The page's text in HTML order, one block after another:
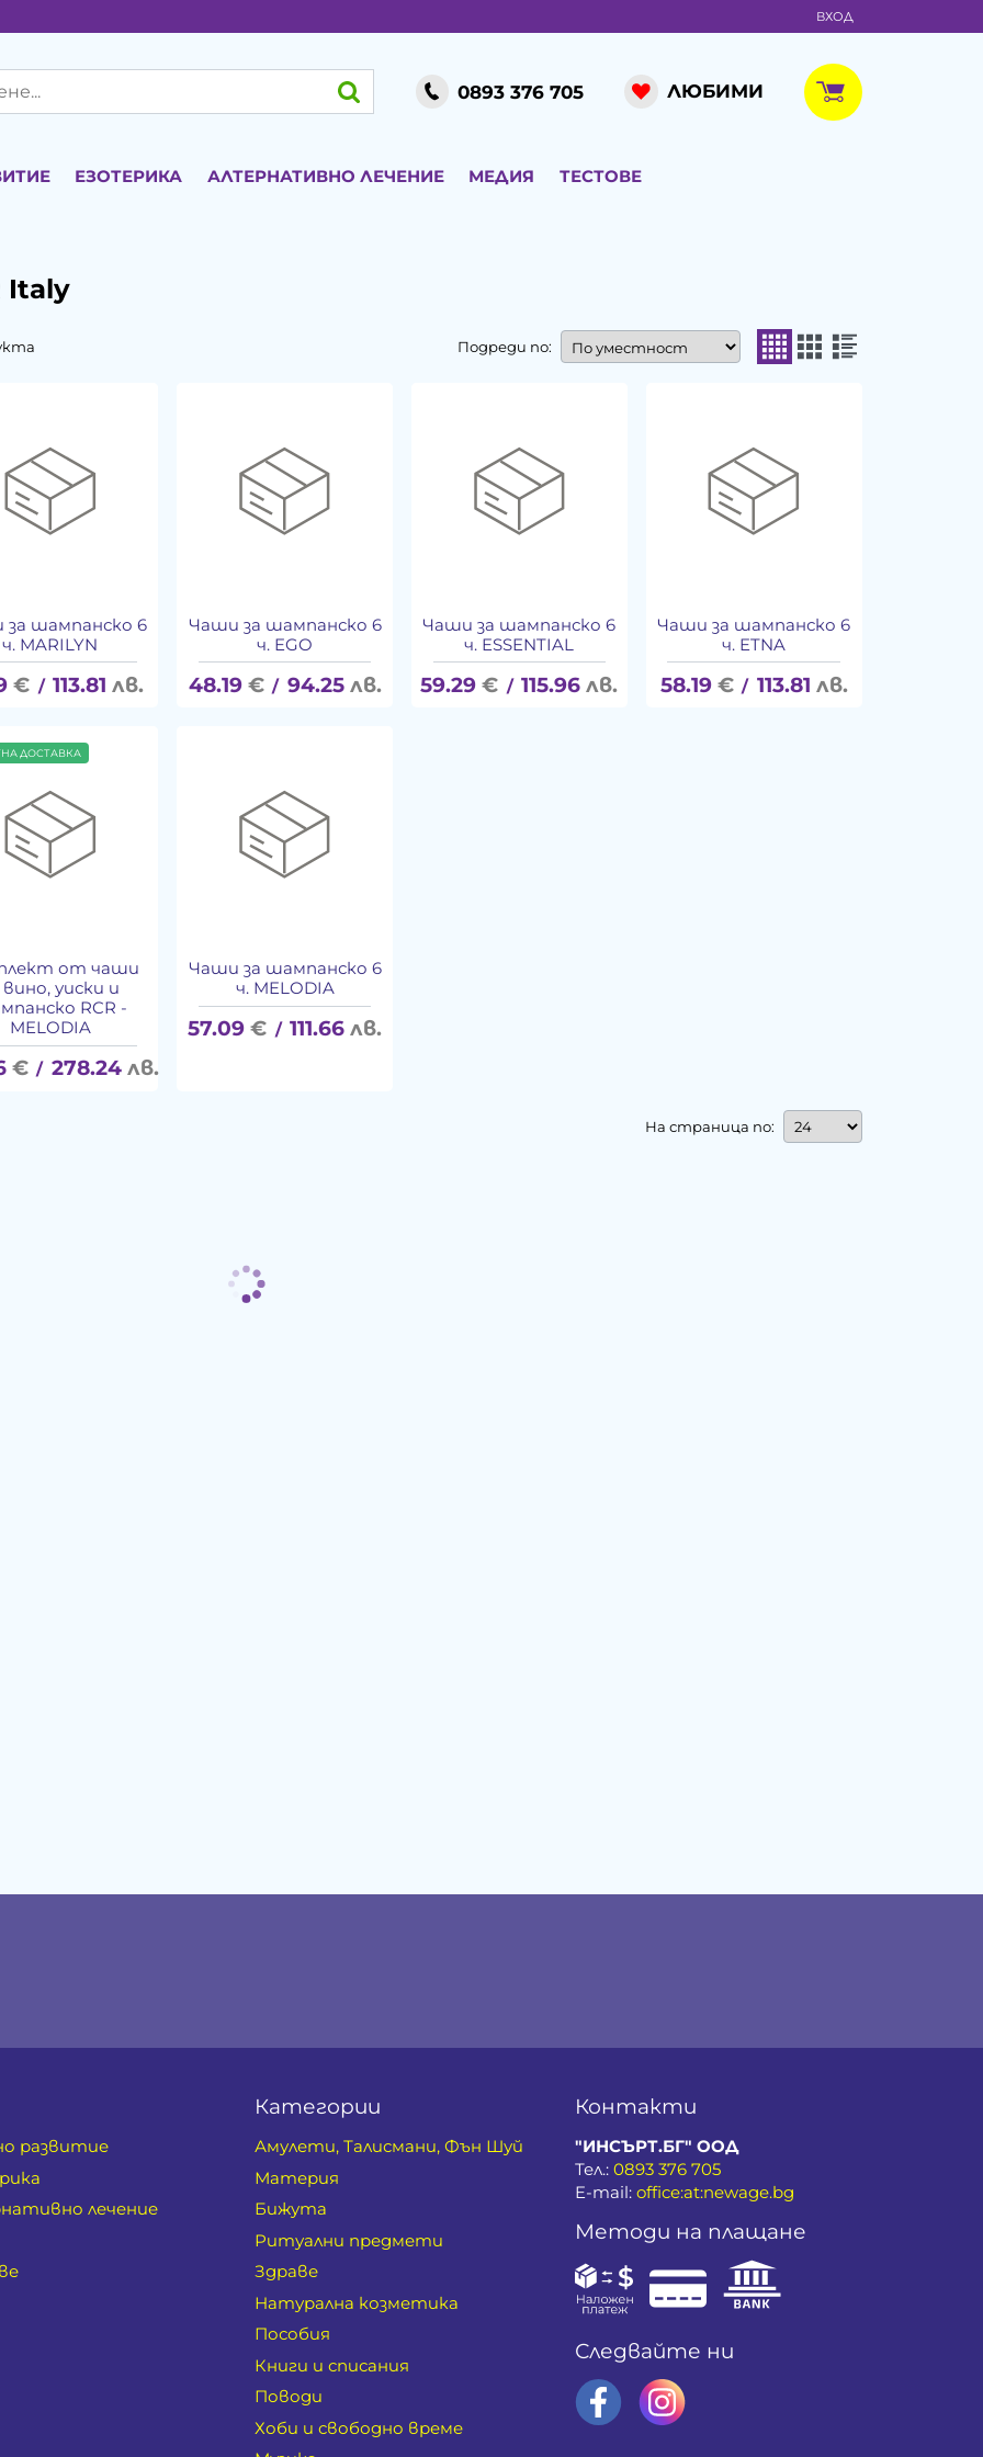
ВХОД
0893 376 705 ЛЮБИМИ
ЕЗОТЕРИКА АЛТЕРНАТИВНО ЛЕЧЕНИЕ МЕДИЯ ТЕСТОВЕ
Italy
Подреди по:
шампанско 6
ч. MARILYN
€ / 113.81 лв.
Чаши за шампанско 6
ч. EGO
48.19 € / 94.25 лв.
Чаши за шампанско 6
ч. ESSENTIAL
59.29 € / 115.96 лв.
Чаши за шампанско 6
ч. ETNA
58.19 € / 113.81 лв.
от чаши
вино, уиски и
RCR -
MELODIA
€ / 278.24 лв.
ДОСТАВКА
Чаши за шампанско 6
ч. MELODIA
57.09 € / 111.66 лв.
На страница по:
развитие
лечение
Категории
Амулети, Талисмани, Фън Шуй
Материя
Бижута
Ритуални предмети
Здраве
Натурална козметика
Пособия
Книги и списания
Поводи
Хоби и свободно време
Контакти
"ИНСЪРТ.БГ" ООД
Тел.:0893 376 705
E-mail:office:at:newage.bg
Методи на плащане
Следвайте ни